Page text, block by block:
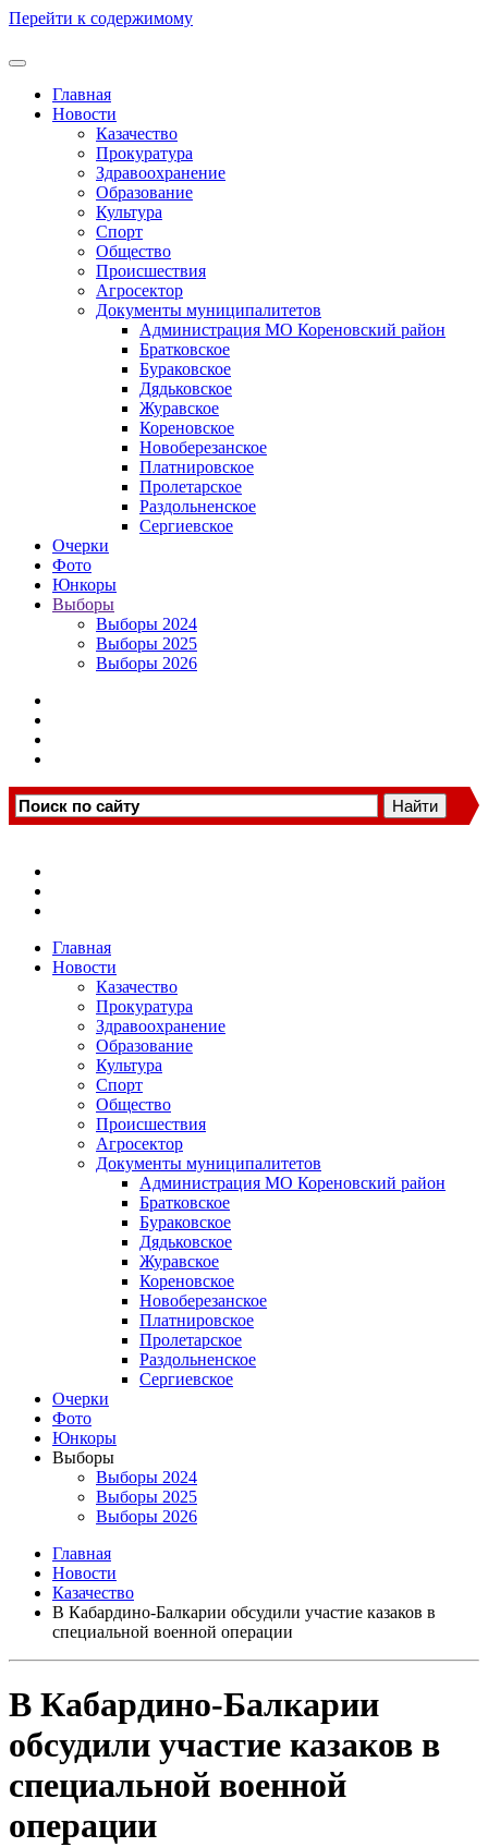
Перейти к содержимому
Главная
Новости
Казачество
Прокуратура
Здравоохранение
Образование
Культура
Спорт
Общество
Происшествия
Агросектор
Документы муниципалитетов
Администрация МО Кореновский район
Братковское
Бураковское
Дядьковское
Журавское
Кореновское
Новоберезанское
Платнировское
Пролетарское
Раздольненское
Сергиевское
Очерки
Фото
Юнкоры
Выборы
Выборы 2024
Выборы 2025
Выборы 2026
Главная
Новости
Казачество
Прокуратура
Здравоохранение
Образование
Культура
Спорт
Общество
Происшествия
Агросектор
Документы муниципалитетов
Администрация МО Кореновский район
Братковское
Бураковское
Дядьковское
Журавское
Кореновское
Новоберезанское
Платнировское
Пролетарское
Раздольненское
Сергиевское
Очерки
Фото
Юнкоры
Выборы
Выборы 2024
Выборы 2025
Выборы 2026
Главная
Новости
Казачество
В Кабардино-Балкарии обсудили участие казаков в
специальной военной операции
В Кабардино-Балкарии
обсудили участие казаков в
специальной военной
операции